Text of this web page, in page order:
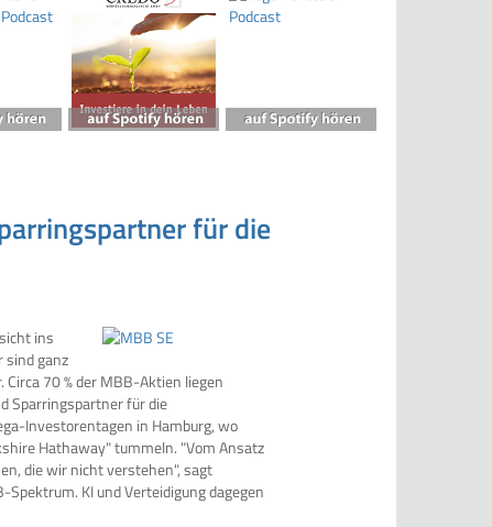
für die
ins
ganz
70 % der MBB-Aktien liegen
Sparringspartner für die
Investorentagen in Hamburg, wo
Hathaway" tummeln. "Vom Ansatz
die wir nicht verstehen", sagt
KI und Verteidigung dagegen